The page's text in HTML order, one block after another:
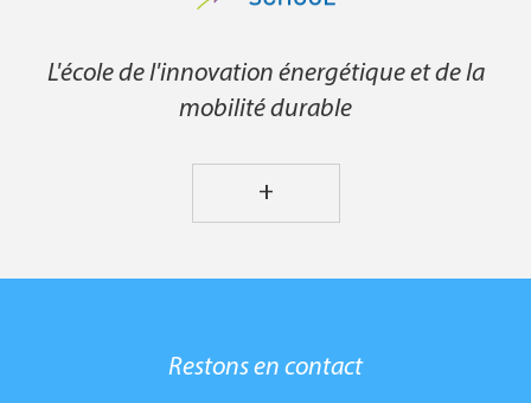
L'école de l'innovation énergétique et de la
mobilité durable
+
Restons en contact